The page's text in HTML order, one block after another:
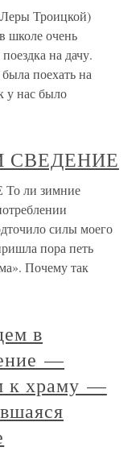
Троицкой)
школе очень
на дачу.
поехать на
у нас было
СВЕДЕНИЕ
ли зимние
силы моего
пора петь
Почему так
в
—
к храму —